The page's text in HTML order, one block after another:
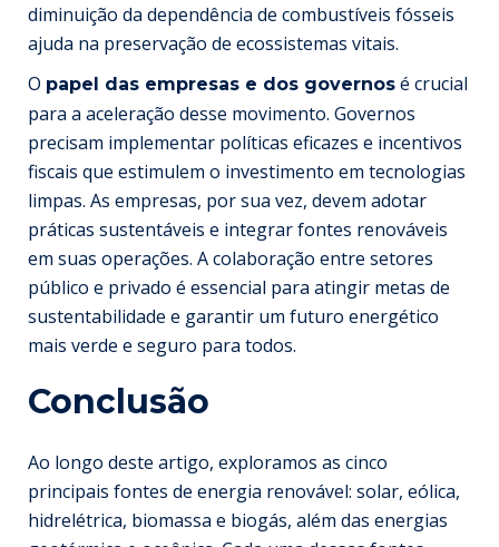
diminuição da dependência de combustíveis fósseis
ajuda na preservação de ecossistemas vitais.
O papel das empresas e dos governos é crucial
para a aceleração desse movimento. Governos
precisam implementar políticas eficazes e incentivos
fiscais que estimulem o investimento em tecnologias
limpas. As empresas, por sua vez, devem adotar
práticas sustentáveis e integrar fontes renováveis
em suas operações. A colaboração entre setores
público e privado é essencial para atingir metas de
sustentabilidade e garantir um futuro energético
mais verde e seguro para todos.
Conclusão
Ao longo deste artigo, exploramos as cinco
principais fontes de energia renovável: solar, eólica,
hidrelétrica, biomassa e biogás, além das energias